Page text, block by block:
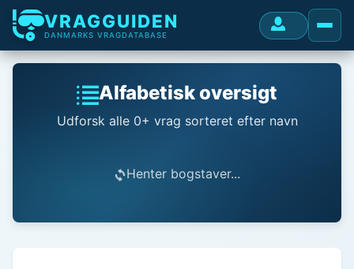
VRAGGUIDEN
DANMARKS VRAGDATABASE
Alfabetisk oversigt
Udforsk alle 0+ vrag sorteret efter navn
Henter bogstaver...